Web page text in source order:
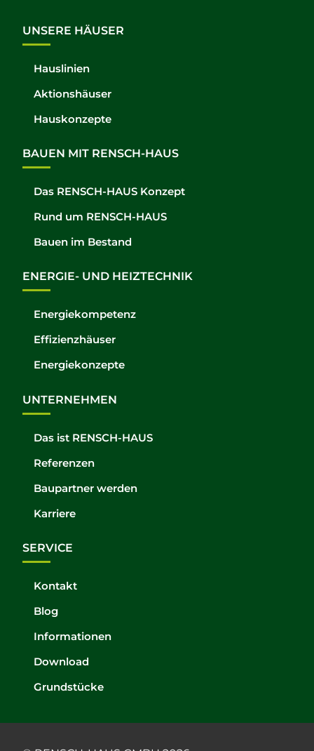
UNSERE HÄUSER
Hauslinien
Aktionshäuser
Hauskonzepte
BAUEN MIT RENSCH-HAUS
Das RENSCH-HAUS Konzept
Rund um RENSCH-HAUS
Bauen im Bestand
ENERGIE- UND HEIZTECHNIK
Energiekompetenz
Effizienzhäuser
Energiekonzepte
UNTERNEHMEN
Das ist RENSCH-HAUS
Referenzen
Baupartner werden
Karriere
SERVICE
Kontakt
Blog
Informationen
Download
Grundstücke